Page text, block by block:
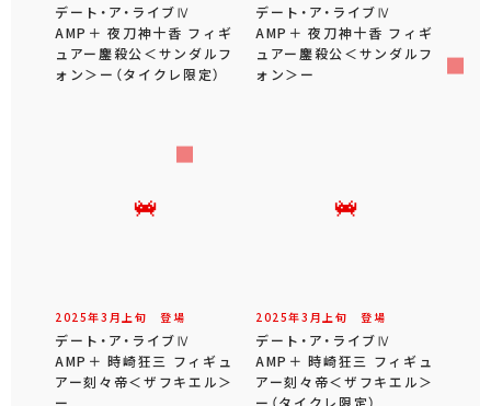
デート・ア・ライブⅣ
AMP＋ 夜刀神十香 フィギ
ュアー鏖殺公＜サンダルフ
ォン＞ー（タイクレ限定）
デート・ア・ライブⅣ
AMP＋ 夜刀神十香 フィギ
ュアー鏖殺公＜サンダルフ
ォン＞ー
2025年3 月 上旬 登場
デート・ア・ライブⅣ
AMP＋ 時崎狂三 フィギュ
アー刻々帝＜ザフキエル＞
2025年3 月 上旬 登場
デート・ア・ライブⅣ
AMP＋ 時崎狂三 フィギュ
アー刻々帝＜ザフキエル＞